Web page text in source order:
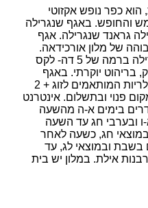
הוא כפר נופש אקזוטי
והחופש. באגף שנגרילה
ווילה גראנד שנגרילה. אגף
של מלון אורכידאה.
החדרים והוילות באגף השנגרילה ברמה של 5 דה- לקס
בריהוט יוקרתי. באגף
שנגרילה חדרי משפחות עם גלריות המותאמים לזוג + 2
פנוי ובתשלום. אינטרנט
בימים א-ה מהשעה
א-ו ובערבי חג עד השעה
ובמוצאי חג, כשעה לאחר
ובמוצאי לג, עד
הרבנות אילת. במלון יש בית